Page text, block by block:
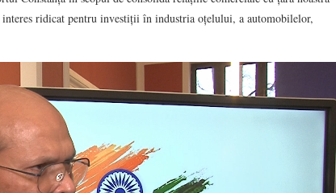
ridicat pentru investiții în industria oțelului, a automobilelor,